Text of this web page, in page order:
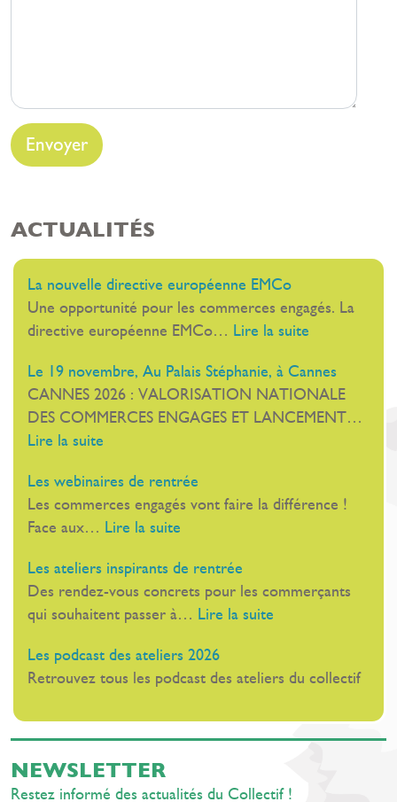
ACTUALITÉS
La nouvelle directive européenne EMCo
Une opportunité pour les commerces engagés. La
directive européenne EMCo… Lire la suite
nouvelle
directive
européenne
Le 19 novembre, Au Palais Stéphanie, à Cannes
CANNES 2026 : VALORISATION NATIONALE
DES COMMERCES ENGAGES ET LANCEMENT…
Lire la suite
19
novembre,
Au
Stéphanie,
à
Cannes
Les webinaires de rentrée
Les commerces engagés vont faire la différence !
Face aux… Lire la suite
webinaires
de
rentrée
Les ateliers inspirants de rentrée
Des rendez-vous concrets pour les commerçants
qui souhaitent passer à… Lire la suite
inspirants
Les podcast des ateliers 2026
Retrouvez tous les podcast des ateliers du collectif
NEWSLETTER
Restez informé des actualités du Collectif !